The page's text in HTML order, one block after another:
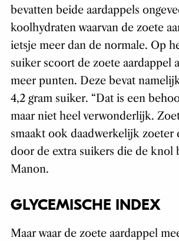
bevatten beide aardappels
koolhydraten waarvan de zoete
ietsje meer dan de normale. Op
suiker scoort de zoete aardappel
meer punten. Deze bevat
4,2 gram suiker. “Dat is een
maar niet heel verwonderlijk.
smaakt ook daadwerkelijk zoeter
door de extra suikers die de knol
Manon.
GLYCEMISCHE INDEX
Maar waar de zoete aardappel